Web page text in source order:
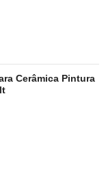
Cerâmica Pintura